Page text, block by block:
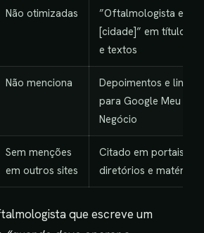
Não otimizadas
”Oftalmologista em
[cidade]” em títulos
e textos
Não menciona
Depoimentos e link
para Google Meu
Negócio
Sem menções
em outros sites
Citado em portais,
diretórios e matérias
que escreve um